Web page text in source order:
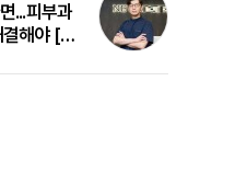
...피부과
해야 [변